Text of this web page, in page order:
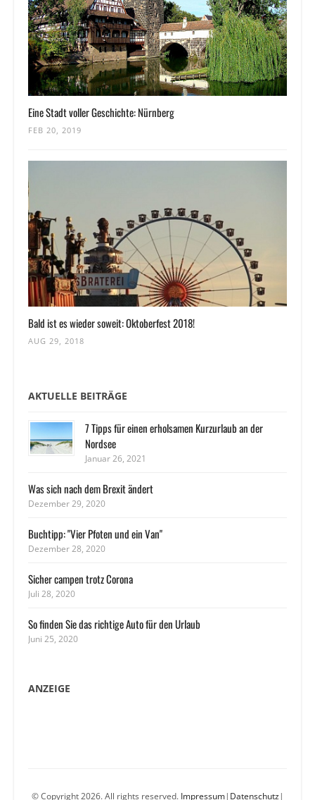
Eine Stadt voller Geschichte: Nürnberg
FEB 20, 2019
Bald ist es wieder soweit: Oktoberfest 2018!
AUG 29, 2018
AKTUELLE BEITRÄGE
7 Tipps für einen erholsamen Kurzurlaub an der
Nordsee
Januar 26, 2021
Was sich nach dem Brexit ändert
Dezember 29, 2020
Buchtipp: "Vier Pfoten und ein Van"
Dezember 28, 2020
Sicher campen trotz Corona
Juli 28, 2020
So finden Sie das richtige Auto für den Urlaub
Juni 25, 2020
ANZEIGE
© Copyright 2026. All rights reserved. Impressum| Datenschutz|